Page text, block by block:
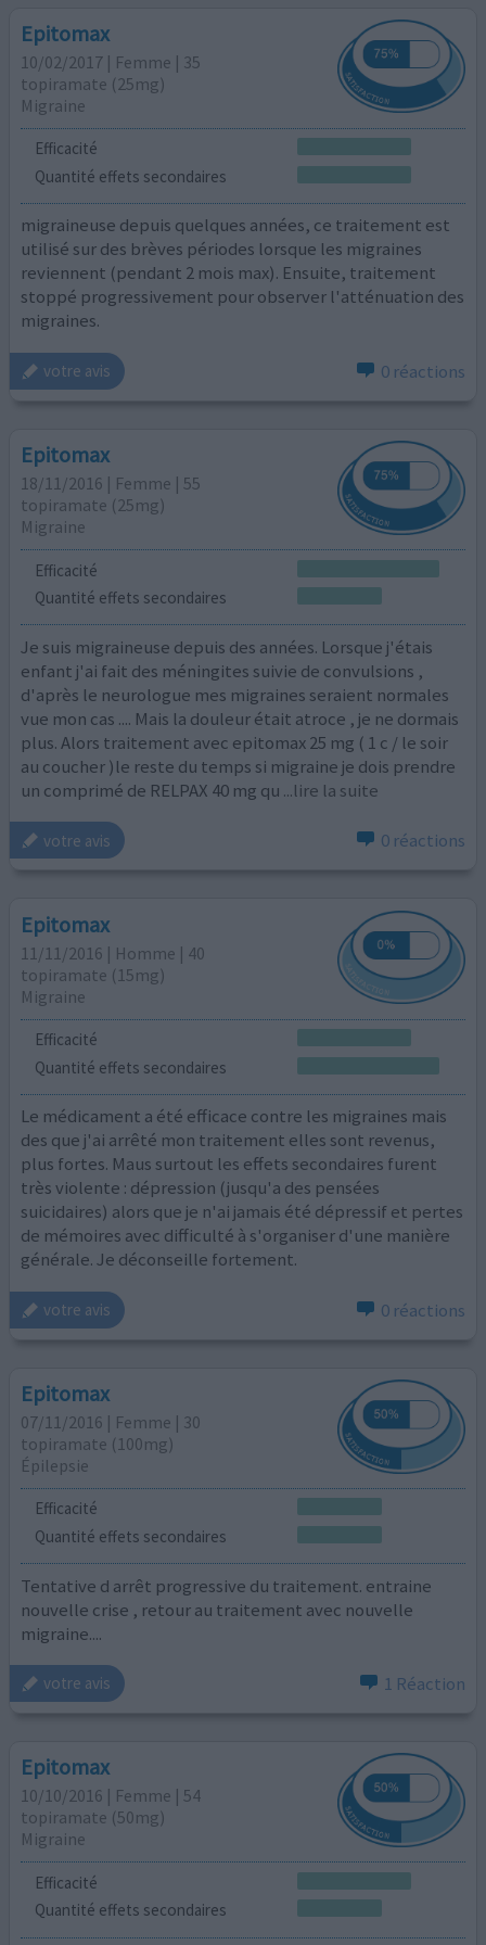
Epitomax
10/02/2017 | Femme | 35
topiramate (25mg)
Migraine
Efficacité
Quantité effets secondaires
migraineuse depuis quelques années, ce traitement est
utilisé sur des brèves périodes lorsque les migraines
reviennent (pendant 2 mois max). Ensuite, traitement
stoppé progressivement pour observer l'atténuation des
migraines.
votre avis 0 réactions
Epitomax
18/11/2016 | Femme | 55
topiramate (25mg)
Migraine
Efficacité
Quantité effets secondaires
Je suis migraineuse depuis des années. Lorsque j'étais
enfant j'ai fait des méningites suivie de convulsions ,
d'après le neurologue mes migraines seraient normales
vue mon cas .... Mais la douleur était atroce , je ne dormais
plus. Alors traitement avec epitomax 25 mg ( 1 c / le soir
au coucher )le reste du temps si migraine je dois prendre
un comprimé de RELPAX 40 mg qu ...lire la suite
votre avis 0 réactions
Epitomax
11/11/2016 | Homme | 40
topiramate (15mg)
Migraine
Efficacité
Quantité effets secondaires
Le médicament a été efficace contre les migraines mais
des que j'ai arrêté mon traitement elles sont revenus,
plus fortes. Maus surtout les effets secondaires furent
très violente : dépression (jusqu'a des pensées
suicidaires) alors que je n'ai jamais été dépressif et pertes
de mémoires avec difficulté à s'organiser d'une manière
générale. Je déconseille fortement.
votre avis 0 réactions
Epitomax
07/11/2016 | Femme | 30
topiramate (100mg)
Épilepsie
Efficacité
Quantité effets secondaires
Tentative d arrêt progressive du traitement. entraine
nouvelle crise , retour au traitement avec nouvelle
migraine....
votre avis 1 Réaction
Epitomax
10/10/2016 | Femme | 54
topiramate (50mg)
Migraine
Efficacité
Quantité effets secondaires